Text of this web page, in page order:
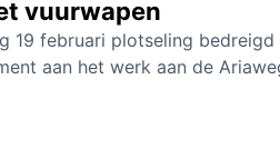
vuurwapen
februari plotseling
aan het werk aan de